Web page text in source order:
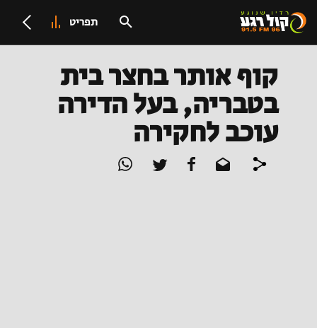
תפריט
קוף אותר בחצר בית
בטבריה, בעל הדירה
עוכב לחקירה